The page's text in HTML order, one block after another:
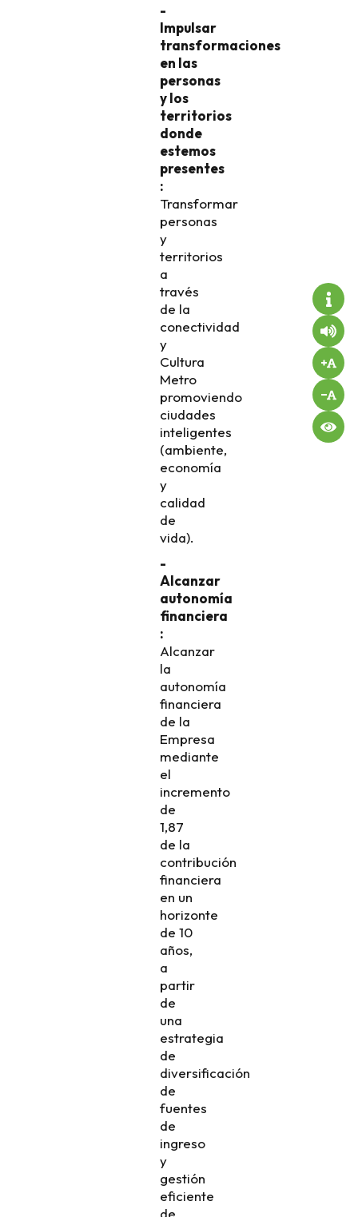
-
Impulsar
transformaciones
en las
personas
y los
territorios
donde
estemos
presentes
:
Transformar
personas
y
territorios
a
través
de la
conectividad
y
Cultura
Metro
promoviendo
ciudades
inteligentes
(ambiente,
economía
y
calidad
de
vida).
-
Alcanzar
autonomía
financiera
:
Alcanzar
la
autonomía
financiera
de la
Empresa
mediante
el
incremento
de
1,87
de la
contribución
financiera
en un
horizonte
de 10
años,
a
partir
de
una
estrategia
de
diversificación
de
fuentes
de
ingreso
y
gestión
eficiente
de